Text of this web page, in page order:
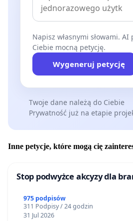
Napisz własnymi słowami.
Ciebie mocną petycję.
Wygeneruj petycję
Twoje dane należą do Ciebie
Prywatność już na etapie
Inne petycje, które mogą cię
Stop podwyżce akcyzy dla
975 podpisów
311 Podpisy / 24 godzin
31 Jul 2026